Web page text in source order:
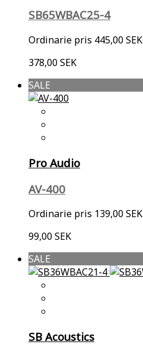
SB65WBAC25-4
Ordinarie pris 445,00 SEK
378,00 SEK
SALE
Pro Audio
AV-400
Ordinarie pris 139,00 SEK
99,00 SEK
SALE
SB Acoustics